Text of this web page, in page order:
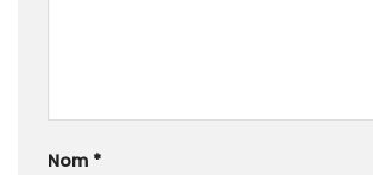
Nom *